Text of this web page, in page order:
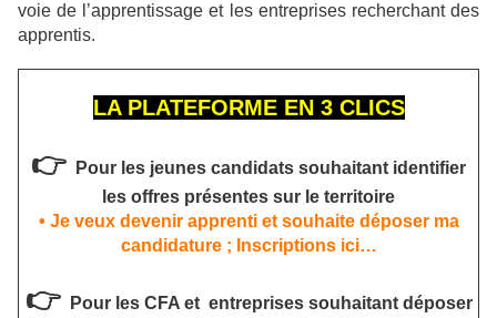
voie de l’apprentissage et les entreprises recherchant des
apprentis.
LA PLATEFORME EN 3 CLICS
👉
Pour les jeunes candidats souhaitant identifier
les offres présentes sur le territoire
• Je veux devenir apprenti et souhaite déposer ma
candidature ; Inscriptions ici…
👉
Pour les CFA et entreprises souhaitant déposer